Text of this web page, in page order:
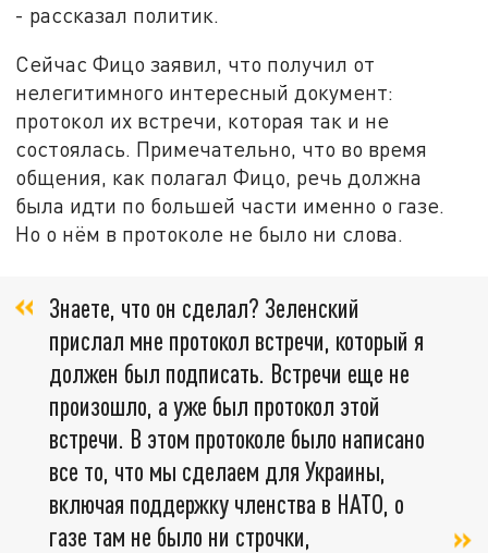
- рассказал политик.
Сейчас Фицо заявил, что получил от
нелегитимного интересный документ:
протокол их встречи, которая так и не
состоялась. Примечательно, что во время
общения, как полагал Фицо, речь должна
была идти по большей части именно о газе.
Но о нём в протоколе не было ни слова.
Знаете, что он сделал? Зеленский
прислал мне протокол встречи, который я
должен был подписать. Встречи еще не
произошло, а уже был протокол этой
встречи. В этом протоколе было написано
все то, что мы сделаем для Украины,
включая поддержку членства в НАТО, о
газе там не было ни строчки,